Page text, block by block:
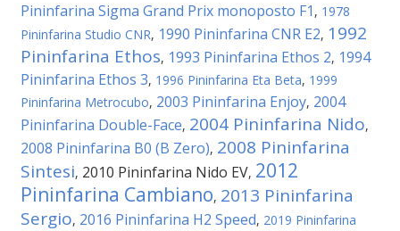
Pininfarina Sigma Grand Prix monoposto F1 , 1978
Pininfarina Studio CNR, 1990 Pininfarina CNR E2, 1992
Pininfarina Ethos, 1993 Pininfarina Ethos 2, 1994
Pininfarina Ethos 3, 1996 Pininfarina Eta Beta, 1999
Pininfarina Metrocubo, 2003 Pininfarina Enjoy, 2004
Pininfarina Double-Face, 2004 Pininfarina Nido,
2008 Pininfarina B0 (B Zero), 2008 Pininfarina
Sintesi, 2010 Pininfarina Nido EV, 2012
Pininfarina Cambiano, 2013 Pininfarina
Sergio, 2016 Pininfarina H2 Speed, 2019 Pininfarina